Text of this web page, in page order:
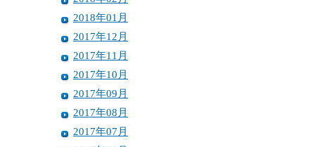
2018年01月
2017年12月
2017年11月
2017年10月
2017年09月
2017年08月
2017年07月